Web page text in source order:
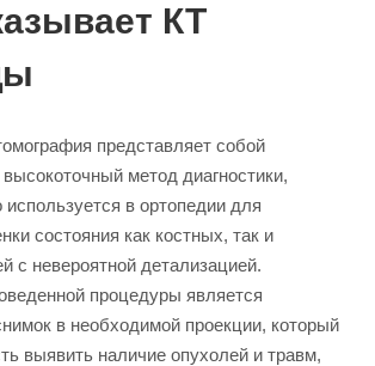
КТ
представляет собой
метод диагностики,
в ортопедии для
состояния как костных, так и
с невероятной детализацией.
процедуры является
в необходимой проекции, который
выявить наличие опухолей и травм,